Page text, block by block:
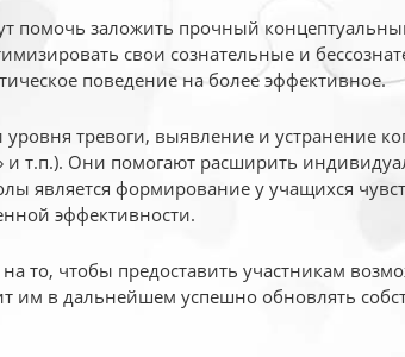
помочь заложить прочный
свои сознательные и
поведение на более эффективное.
тревоги, выявление и устранение
и т.п.). Они помогают расширить
формирование у учащихся
эффективности.
чтобы предоставить участникам
им в дальнейшем успешно обновлять